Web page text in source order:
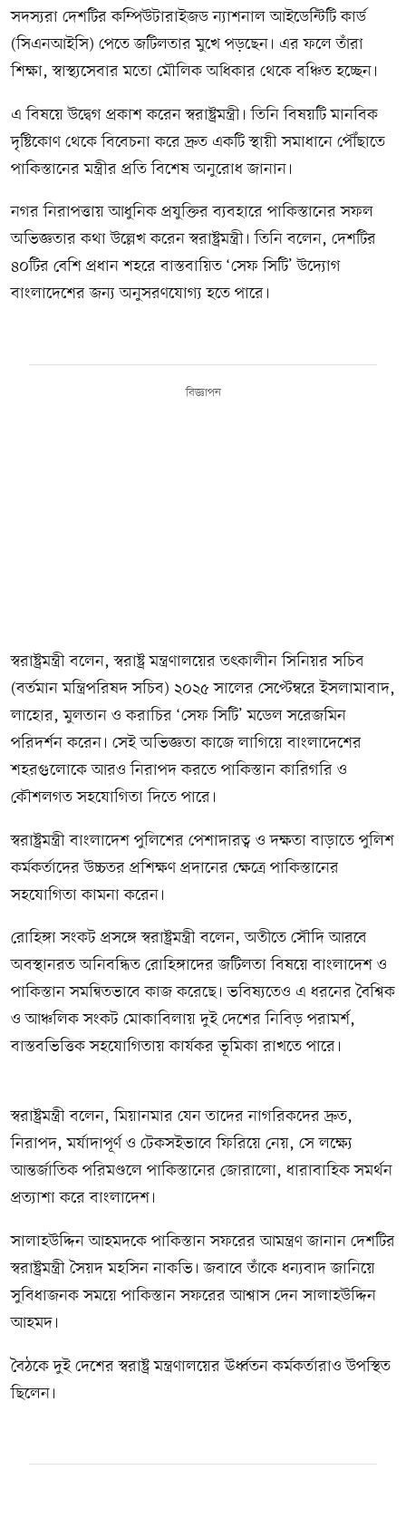
সদস্যরা দেশটির কম্পিউটারাইজড ন্যাশনাল আইডেন্টিটি কার্ড
(সিএনআইসি) পেতে জটিলতার মুখে পড়ছেন। এর ফলে তাঁরা
শিক্ষা, স্বাস্থ্যসেবার মতো মৌলিক অধিকার থেকে বঞ্চিত হচ্ছেন।
এ বিষয়ে উদ্বেগ প্রকাশ করেন স্বরাষ্ট্রমন্ত্রী। তিনি বিষয়টি মানবিক
দৃষ্টিকোণ থেকে বিবেচনা করে দ্রুত একটি স্থায়ী সমাধানে পৌঁছাতে
পাকিস্তানের মন্ত্রীর প্রতি বিশেষ অনুরোধ জানান।
নগর নিরাপত্তায় আধুনিক প্রযুক্তির ব্যবহারে পাকিস্তানের সফল
অভিজ্ঞতার কথা উল্লেখ করেন স্বরাষ্ট্রমন্ত্রী। তিনি বলেন, দেশটির
৪০টির বেশি প্রধান শহরে বাস্তবায়িত ‘সেফ সিটি’ উদ্যোগ
বাংলাদেশের জন্য অনুসরণযোগ্য হতে পারে।
বিজ্ঞাপন
স্বরাষ্ট্রমন্ত্রী বলেন, স্বরাষ্ট্র মন্ত্রণালয়ের তৎকালীন সিনিয়র সচিব
(বর্তমান মন্ত্রিপরিষদ সচিব) ২০২৫ সালের সেপ্টেম্বরে ইসলামাবাদ,
লাহোর, মুলতান ও করাচির ‘সেফ সিটি’ মডেল সরেজমিন
পরিদর্শন করেন। সেই অভিজ্ঞতা কাজে লাগিয়ে বাংলাদেশের
শহরগুলোকে আরও নিরাপদ করতে পাকিস্তান কারিগরি ও
কৌশলগত সহযোগিতা দিতে পারে।
স্বরাষ্ট্রমন্ত্রী বাংলাদেশ পুলিশের পেশাদারত্ব ও দক্ষতা বাড়াতে পুলিশ
কর্মকর্তাদের উচ্চতর প্রশিক্ষণ প্রদানের ক্ষেত্রে পাকিস্তানের
সহযোগিতা কামনা করেন।
রোহিঙ্গা সংকট প্রসঙ্গে স্বরাষ্ট্রমন্ত্রী বলেন, অতীতে সৌদি আরবে
অবস্থানরত অনিবন্ধিত রোহিঙ্গাদের জটিলতা বিষয়ে বাংলাদেশ ও
পাকিস্তান সমন্বিতভাবে কাজ করেছে। ভবিষ্যতেও এ ধরনের বৈশ্বিক
ও আঞ্চলিক সংকট মোকাবিলায় দুই দেশের নিবিড় পরামর্শ,
বাস্তবভিত্তিক সহযোগিতায় কার্যকর ভূমিকা রাখতে পারে।
স্বরাষ্ট্রমন্ত্রী বলেন, মিয়ানমার যেন তাদের নাগরিকদের দ্রুত,
নিরাপদ, মর্যাদাপূর্ণ ও টেকসইভাবে ফিরিয়ে নেয়, সে লক্ষ্যে
আন্তর্জাতিক পরিমণ্ডলে পাকিস্তানের জোরালো, ধারাবাহিক সমর্থন
প্রত্যাশা করে বাংলাদেশ।
সালাহউদ্দিন আহমদকে পাকিস্তান সফরের আমন্ত্রণ জানান দেশটির
স্বরাষ্ট্রমন্ত্রী সৈয়দ মহসিন নাকভি। জবাবে তাঁকে ধন্যবাদ জানিয়ে
সুবিধাজনক সময়ে পাকিস্তান সফরের আশ্বাস দেন সালাহউদ্দিন
আহমদ।
বৈঠকে দুই দেশের স্বরাষ্ট্র মন্ত্রণালয়ের ঊর্ধ্বতন কর্মকর্তারাও উপস্থিত
ছিলেন।